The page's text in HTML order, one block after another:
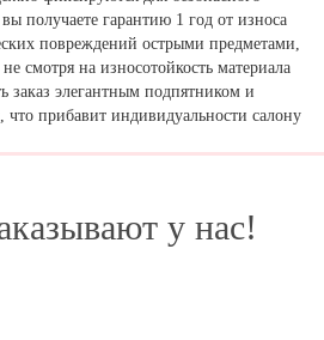
получаете гарантию 1 год от износа
повреждений острыми предметами,
смотря на износотойкость материала
элегантным подпятником и
прибавит индивидуальности салону
у нас!